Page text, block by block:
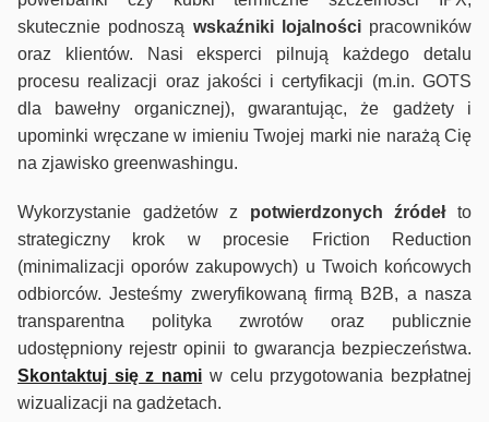
skutecznie podnoszą wskaźniki lojalnościpracowników
oraz klientów. Nasi eksperci pilnują każdego detalu
procesu realizacji oraz jakości i certyfikacji (m.in. GOTS
dla bawełny organicznej), gwarantując, że gadżety i
upominki wręczane w imieniu Twojej marki nie narażą Cię
na zjawisko greenwashingu.
Wykorzystanie gadżetów z potwierdzonych źródełto
strategiczny krok w procesie Friction Reduction
(minimalizacji oporów zakupowych) u Twoich końcowych
odbiorców. Jesteśmy zweryfikowaną firmą B2B, a nasza
transparentna polityka zwrotów oraz publicznie
udostępniony rejestr opinii to gwarancja bezpieczeństwa.
Skontaktuj się z nami w celu przygotowania bezpłatnej
wizualizacji na gadżetach.